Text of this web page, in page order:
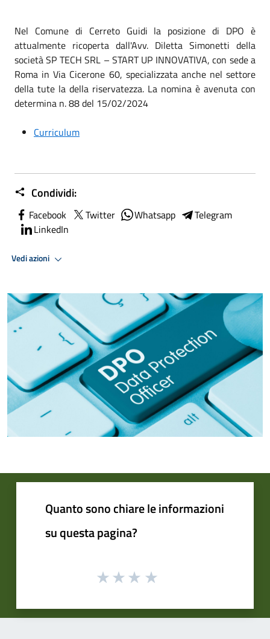
Nel Comune di Cerreto Guidi la posizione di DPO è
attualmente ricoperta dall'Avv. Diletta Simonetti della
società SP TECH SRL – START UP INNOVATIVA, con sede a
Roma in Via Cicerone 60, specializzata anche nel settore
della tute la della riservatezza. La nomina è avenuta con
determina n. 88 del 15/02/2024
Curriculum
Condividi:
Facebook Twitter Whatsapp
Telegram
LinkedIn
Vedi azioni
Quanto sono chiare le informazioni
su questa pagina?